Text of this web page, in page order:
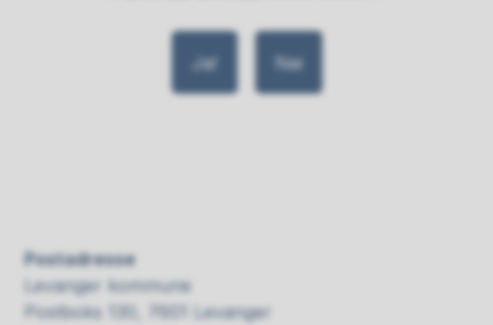
Ja Nei
Postadresse
Levanger kommune
Postboks 130, 7601 Levanger